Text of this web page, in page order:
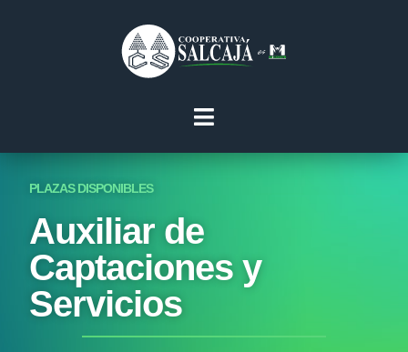
PLAZAS DISPONIBLES
Auxiliar de
Captaciones y
Servicios